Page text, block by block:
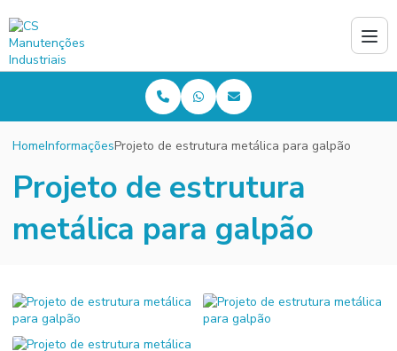
HomeInformaçõesProjeto de estrutura metálica para galpão
Projeto de estrutura
metálica para galpão